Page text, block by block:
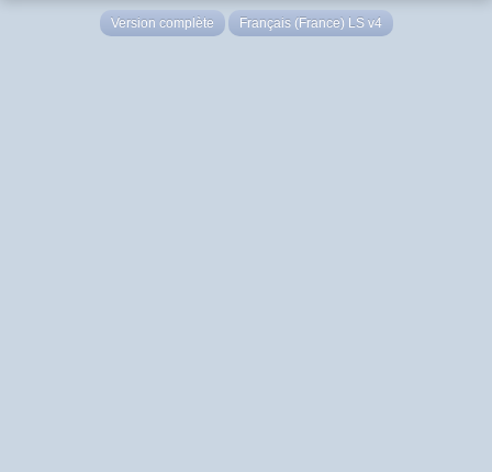
Version complète Français (France) LS v4